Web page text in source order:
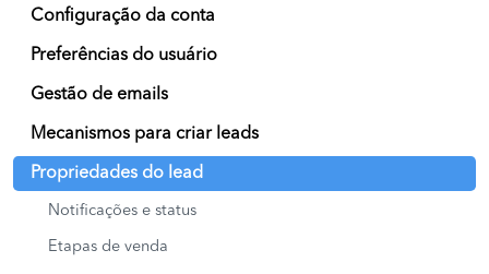
Configuração da conta
Preferências do usuário
Gestão de emails
Mecanismos para criar leads
Propriedades do lead
Notificações e status
Etapas de venda